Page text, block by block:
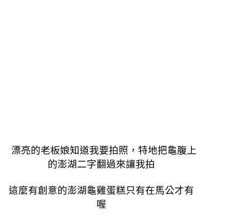
漂亮的老板娘知道我要拍照，特地把龜腹上
的澎湖二字翻過來讓我拍
這麼有創意的澎湖龜雞蛋糕只有在馬公才有
喔